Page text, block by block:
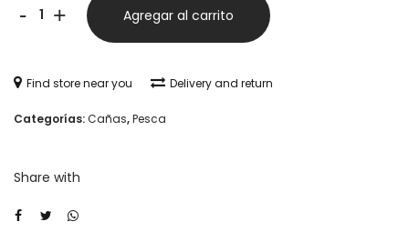
-
Pro2
BG12000
cantidad
+ Agregar al carrito
Find store near you Delivery and return
Categorías:Cañas,Pesca
Share with